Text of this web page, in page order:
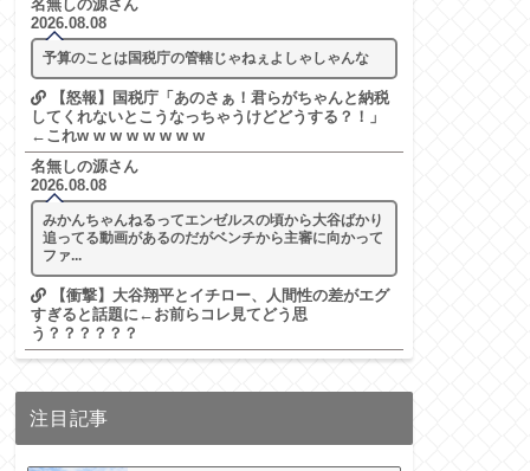
名無しの源さん
2026.08.08
予算のことは国税庁の管轄じゃねぇよしゃしゃんな
【怒報】国税庁「あのさぁ！君らがちゃんと納税
してくれないとこうなっちゃうけどどうする？！」
←これw w w w w w w w
名無しの源さん
2026.08.08
みかんちゃんねるってエンゼルスの頃から大谷ばかり
追ってる動画があるのだがベンチから主審に向かって
ファ...
【衝撃】大谷翔平とイチロー、人間性の差がエグ
すぎると話題に←お前らコレ見てどう思
う？？？？？？
注目記事